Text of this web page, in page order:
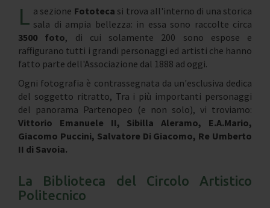
L a sezione Fototeca si trova all'interno di una storica
sala di ampia bellezza: in essa sono raccolte circa
3500
foto, di cui solamente 200 sono espose e
raffigurano tutti i grandi personaggi ed artisti che hanno
fatto parte dell'Associazione dal 1888 ad oggi.
Ogni fotografia è contrassegnata da un'esclusiva dedica
del soggetto ritratto, Tra i più importanti personaggi
del panorama Partenopeo (e non solo), vi troviamo:
Vittorio Emanuele II, Sibilla Aleramo, E.A.Mario,
Giacomo Puccini, Salvatore Di Giacomo, Re Umberto
II di Savoia.
La Biblioteca del Circolo Artistico
Politecnico